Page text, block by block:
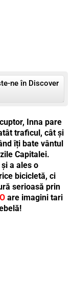
ne în Discover
Inna pare
traficul, cât și
îți bate vântul
Capitalei.
a ales o
bicicletă, ci
serioasă prin
are imagini tari